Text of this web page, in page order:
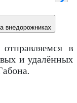
внедорожниках
в
и удалённых